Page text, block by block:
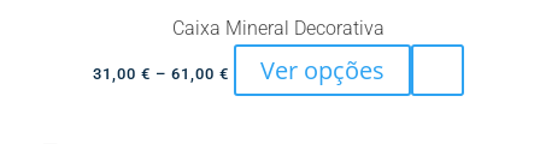
Caixa Mineral Decorativa
31,00 € – 61,00 €
Price
range:
Ver opções
product